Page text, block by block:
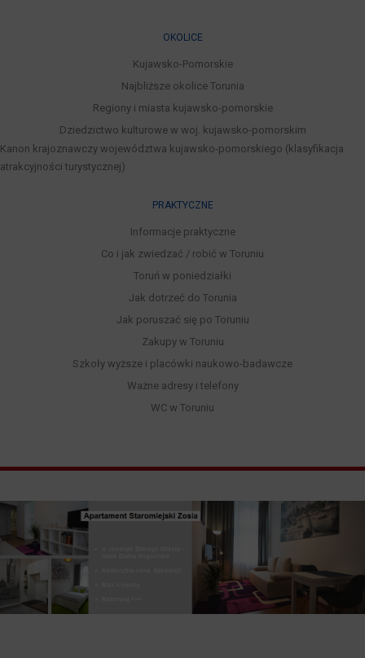
OKOLICE
Kujawsko-Pomorskie
Najbliższe okolice Torunia
Regiony i miasta kujawsko-pomorskie
Dziedzictwo kulturowe w woj. kujawsko-pomorskim
Kanon krajoznawczy województwa kujawsko-pomorskiego (klasyfikacja
atrakcyjności turystycznej)
PRAKTYCZNE
Informacje praktyczne
Co i jak zwiedzać / robić w Toruniu
Toruń w poniedziałki
Jak dotrzeć do Torunia
Jak poruszać się po Toruniu
Zakupy w Toruniu
Szkoły wyższe i placówki naukowo-badawcze
Ważne adresy i telefony
WC w Toruniu